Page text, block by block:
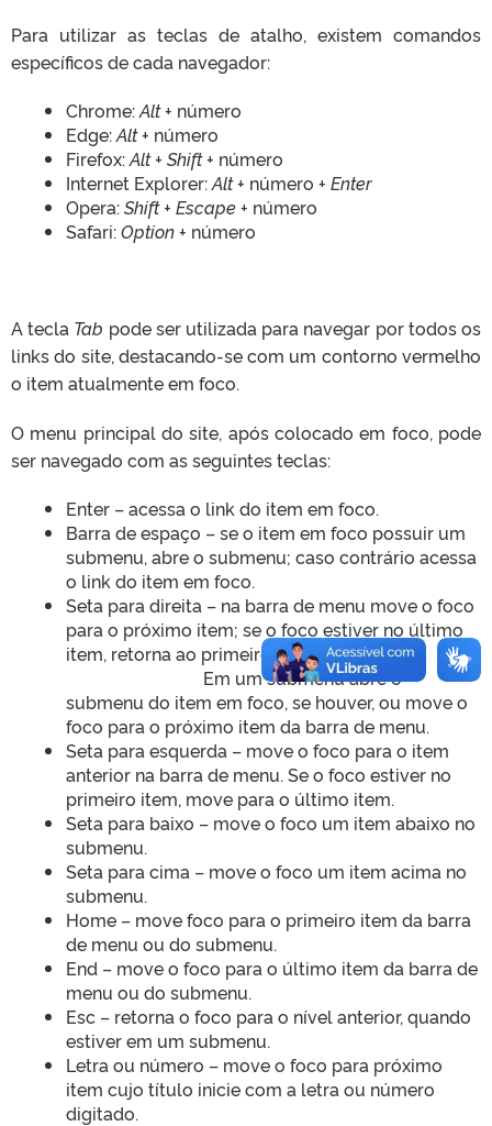
Para utilizar as teclas de atalho, existem comandos
específicos de cada navegador:
Chrome:Alt+ número
Edge:Alt+ número
Firefox:Alt + Shift+ número
Internet Explorer:Alt+ número + Enter
Opera:Shift + Escape+ número
Safari:Option+ número
A tecla Tab pode ser utilizada para navegar por todos os
links do site, destacando-se com um contorno vermelho
o item atualmente em foco.
O menu principal do site, após colocado em foco, pode
ser navegado com as seguintes teclas:
Enter – acessa o link do item em foco.
Barra de espaço – se o item em foco possuir um
submenu, abre o submenu; caso contrário acessa
o link do item em foco.
Seta para direita – na barra de menu move o foco
para o próximo item; se o foco estiver no último
item, retorna ao primeiro.
Em um submenu abre o
submenu do item em foco, se houver, ou move o
foco para o próximo item da barra de menu.
Seta para esquerda – move o foco para o item
anterior na barra de menu. Se o foco estiver no
primeiro item, move para o último item.
Seta para baixo – move o foco um item abaixo no
submenu.
Seta para cima – move o foco um item acima no
submenu.
Home – move foco para o primeiro item da barra
de menu ou do submenu.
End – move o foco para o último item da barra de
menu ou do submenu.
Esc – retorna o foco para o nível anterior, quando
estiver em um submenu.
Letra ou número – move o foco para próximo
item cujo título inicie com a letra ou número
digitado.